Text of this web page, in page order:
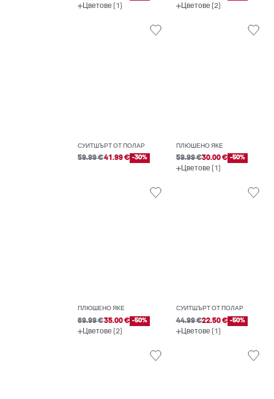
Цветове (1) Цветове (2)
СУИТШЪРТ ОТ ПОЛАР
59.99 €41.99 € -30%
ПЛЮШЕНО ЯКЕ
59.99 €30.00 € -50%
Цветове (1)
ПЛЮШЕНО ЯКЕ
69.99 €35.00 € -50%
Цветове (2)
СУИТШЪРТ ОТ ПОЛАР
44.99 €22.50 € -50%
Цветове (1)